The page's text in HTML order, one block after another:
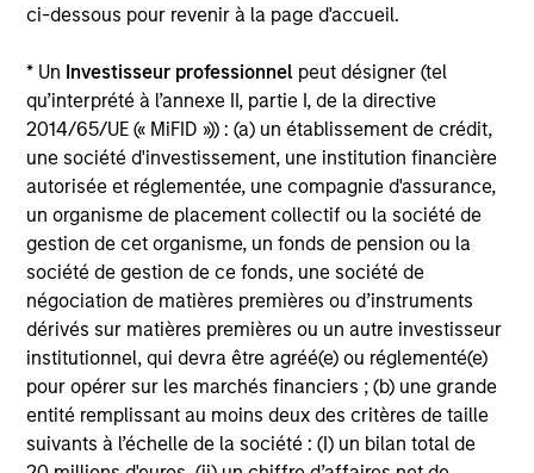
ci-dessous pour revenir à la page d'accueil.
* Un Investisseur professionnel peut désigner (tel
qu’interprété à l’annexe II, partie I, de la directive
2014/65/UE (« MiFID »)) : (a) un établissement de crédit,
une société d'investissement, une institution financière
autorisée et réglementée, une compagnie d'assurance,
un organisme de placement collectif ou la société de
gestion de cet organisme, un fonds de pension ou la
société de gestion de ce fonds, une société de
négociation de matières premières ou d’instruments
dérivés sur matières premières ou un autre investisseur
institutionnel, qui devra être agréé(e) ou réglementé(e)
pour opérer sur les marchés financiers ; (b) une grande
entité remplissant au moins deux des critères de taille
suivants à l’échelle de la société : (I) un bilan total de
calculée en utilisant l'indice ICE BofA European
Issuers High Yielddepuis sa création jusqu'au 31
juillet 2002,l’indiceICE BofA European Currency
Constrained High Yieldjusqu’au 31 Mars 2009et
l'indice ICE BofA European Currency High Yield3%
Constrained Ex-Sub Financialspar la suite.
Lesfrais courantsreflètent les payements et frais
engagés lors du fonctionnement du fonds et sont déduits
des actifs du fonds pour la période. Ils incluent les
commissions et frais de gestion, dépôt et
d’administration.